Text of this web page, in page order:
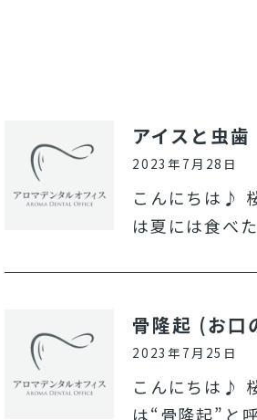
アイスと虫歯
2023年7月28日
こんにちは♪
は夏には食べ
骨隆起 (お口
2023年7月25日
こんにちは♪
は“骨隆起”と